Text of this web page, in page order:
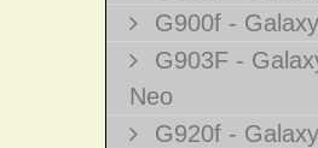
G900f -
G903F -
Neo
G920f -